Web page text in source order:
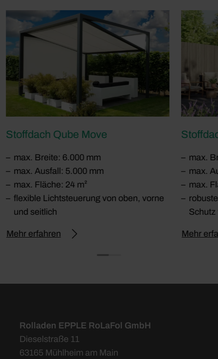
Stoffdach Qube Move
max. Breite: 6.000 mm
max. Ausfall: 5.000 mm
max. Fläche: 24 m²
flexible Lichtsteuerung von oben, vorne
und seitlich
Mehr erfahren
max.
max.
max.
Schutz
Mehr
Rolladen EPPLE RoLaFol GmbH
Dieselstraße 11
63165 Mühlheim am Main